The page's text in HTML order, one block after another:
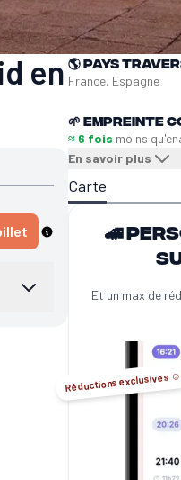
en 🌎 Pays
France, Espagne
🌱 Empreinte
≈ 6 fois moins qu'en
En savoir plus
Carte
🚄
Et un max de
Réductions exclusives ☺️